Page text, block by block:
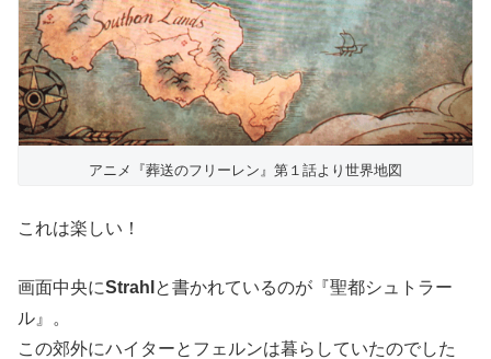
アニメ『葬送のフリーレン』第１話より世界地図
これは楽しい！
画面中央にStrahl と書かれているのが『聖都シュトラー
ル』。
この郊外にハイターとフェルンは暮らしていたのでした